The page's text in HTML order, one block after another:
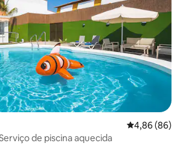
4,86 de uma
4,86 (86)
de piscina aquecida